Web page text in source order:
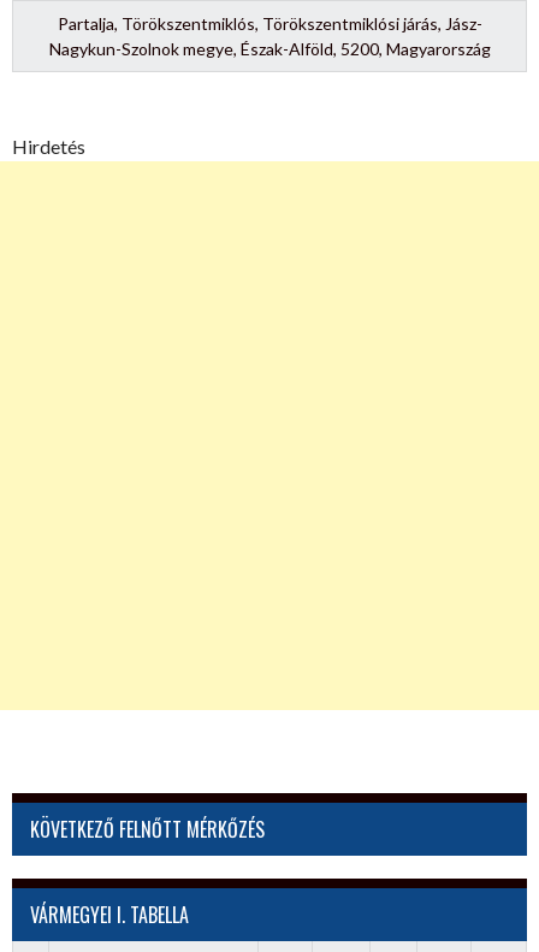
Partalja, Törökszentmiklós, Törökszentmiklósi járás, Jász-
Nagykun-Szolnok megye, Észak-Alföld, 5200, Magyarország
Hirdetés
KÖVETKEZŐ FELNŐTT MÉRKŐZÉS
VÁRMEGYEI I. TABELLA